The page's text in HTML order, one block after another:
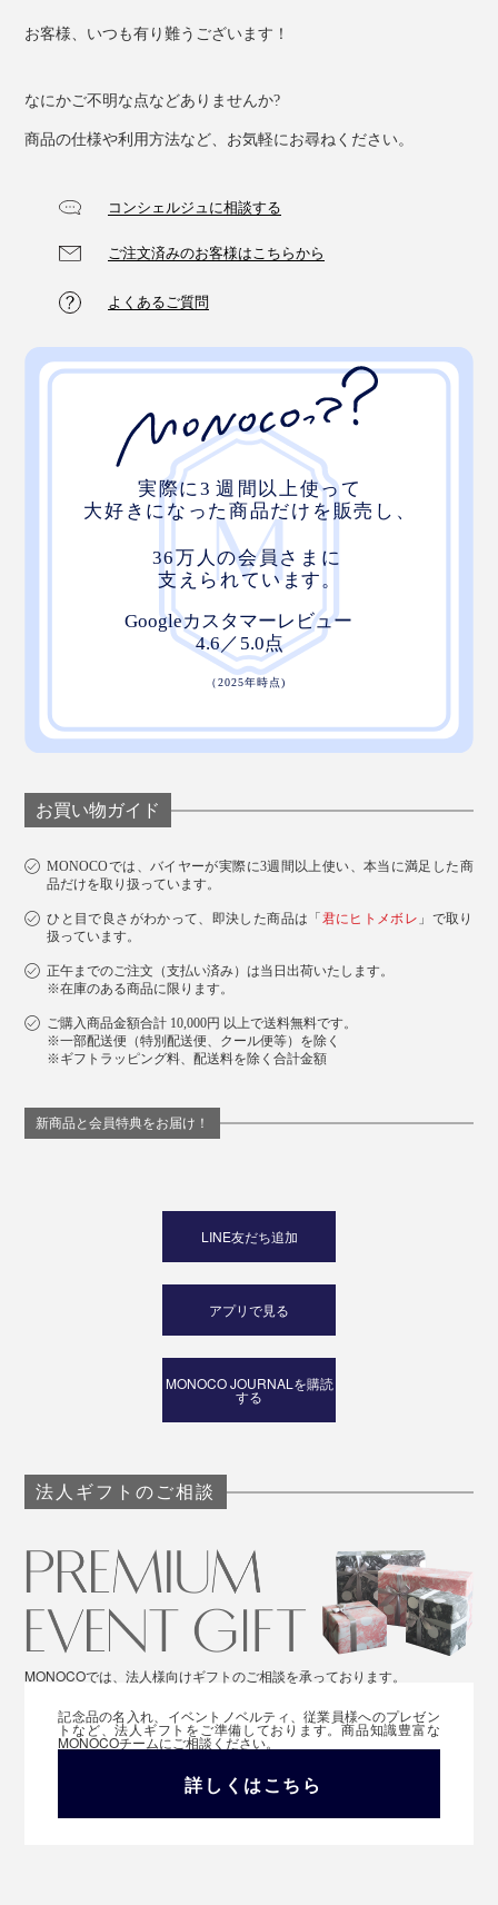
アイビーリーグ各大学の三角旗（1924 FALL & WINTER CATALOG）
このパーカを着ていると、100年前のアイビーリーグの
学生になったような不思議な感覚に。あの頃に思いを馳
せながら、時代を超えた一着に身を包む高揚感を味わっ
てみてはいかがでしょう。
お客様、いつも有り難うございます！
なにかご不明な点などありませんか?
商品の仕様や利用方法など、お気軽にお尋ねください。
コンシェルジュに相談する
ご注文済みのお客様はこちらから
よくあるご質問
お買い物ガイド
MONOCOでは、バイヤーが実際に3週間以上使い、本当に満足した商
品だけを取り扱っています。
ひと目で良さがわかって、即決した商品は「 君にヒトメボレ 」で取り
扱っています。
正午までのご注文（支払い済み）は当日出荷いたします。
※在庫のある商品に限ります。
ご購入商品金額合計 10,000円 以上で送料無料です。
※一部配送便（特別配送便、クール便等）を除く
※ギフトラッピング料、配送料を除く合計金額
新商品と会員特典をお届け！
LINE友だち追加
アプリで見る
MONOCO JOURNALを購読
する
法人ギフトのご相談
MONOCOでは、法人様向けギフトのご相談を承っております。
記念品の名入れ、イベントノベルティ、従業員様へのプレゼン
トなど、法人ギフトをご準備しております。商品知識豊富な
MONOCOチームにご相談ください。
詳しくはこちら